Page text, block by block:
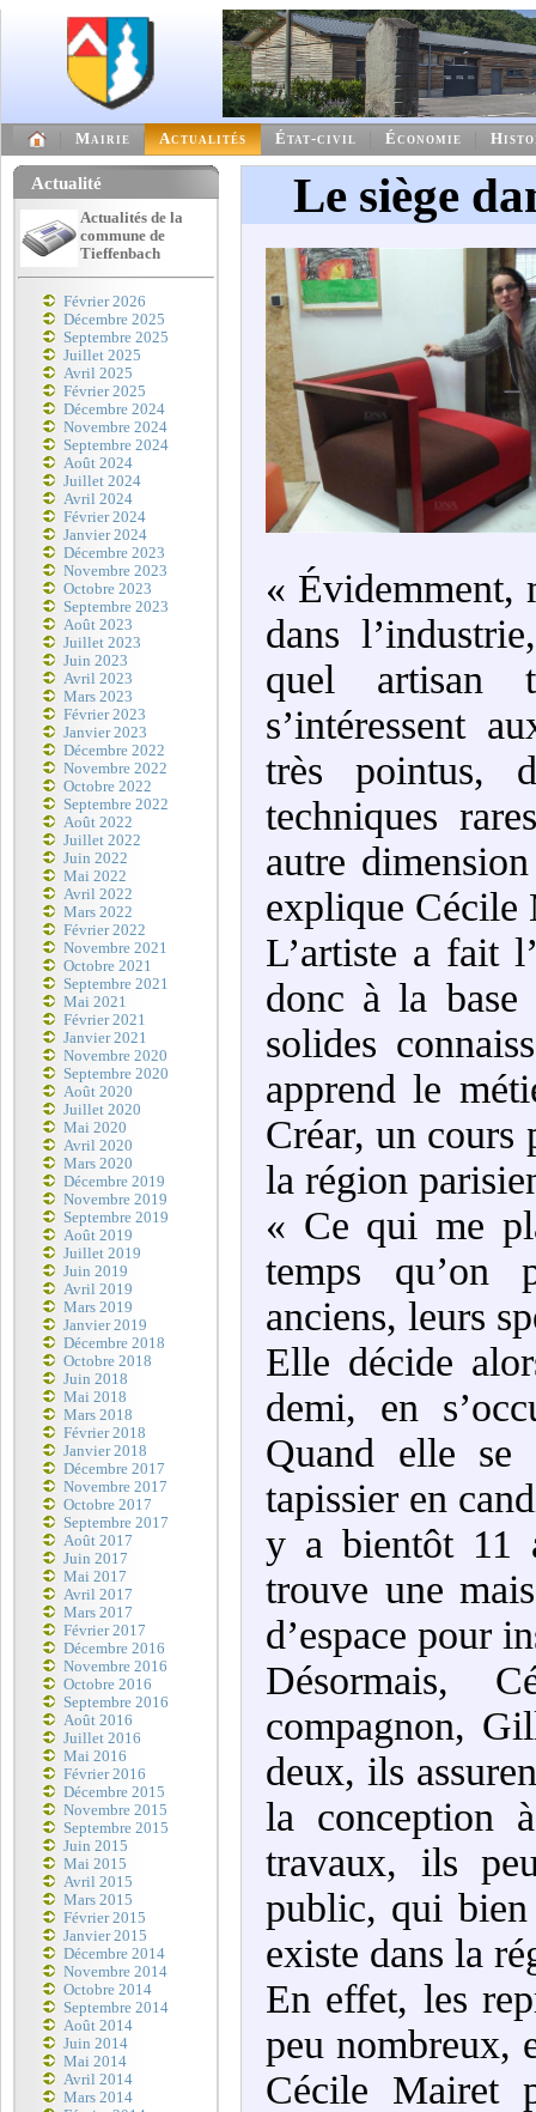
Mairie Actualités État-civil Économie
Actualité
Actualités de la
commune de
Tieffenbach
Février 2026
Décembre 2025
Septembre 2025
Juillet 2025
Avril 2025
Février 2025
Décembre 2024
Novembre 2024
Septembre 2024
Août 2024
Juillet 2024
Avril 2024
Février 2024
Janvier 2024
Décembre 2023
Novembre 2023
Octobre 2023
Septembre 2023
Août 2023
Juillet 2023
Juin 2023
Avril 2023
Mars 2023
Février 2023
Janvier 2023
Décembre 2022
Novembre 2022
Octobre 2022
Septembre 2022
Août 2022
Juillet 2022
Juin 2022
Mai 2022
Avril 2022
Mars 2022
Février 2022
Novembre 2021
Octobre 2021
Septembre 2021
Mai 2021
Février 2021
Janvier 2021
Novembre 2020
Septembre 2020
Août 2020
Juillet 2020
Mai 2020
Avril 2020
Mars 2020
Décembre 2019
Novembre 2019
Septembre 2019
Août 2019
Juillet 2019
Juin 2019
Avril 2019
Mars 2019
Janvier 2019
Décembre 2018
Octobre 2018
Juin 2018
Mai 2018
Mars 2018
Février 2018
Janvier 2018
Décembre 2017
Novembre 2017
Octobre 2017
Septembre 2017
Août 2017
Juin 2017
Mai 2017
Avril 2017
Mars 2017
Février 2017
Décembre 2016
Novembre 2016
Octobre 2016
Septembre 2016
Août 2016
Juillet 2016
Mai 2016
Février 2016
Décembre 2015
Novembre 2015
Septembre 2015
Juin 2015
Mai 2015
Avril 2015
Mars 2015
Février 2015
Janvier 2015
Décembre 2014
Novembre 2014
Octobre 2014
Septembre 2014
Août 2014
Juin 2014
Mai 2014
Avril 2014
Mars 2014
Le siège
« Évidemment,
dans
quel artisan
s’intéressent
très pointus,
techniques
autre
explique Cécile
L’artiste a fait
donc à la base
solides
apprend le
Créar, un cours
la région
« Ce qui me
temps qu’on
anciens, leurs
Elle décide
demi, en
Quand elle se
tapissier en
y a bientôt 11
trouve une
d’espace pour
Désormais,
compagnon,
deux, ils
la conception
travaux, ils
public, qui bien
existe dans la
En effet, les
peu nombreux,
Cécile Mairet